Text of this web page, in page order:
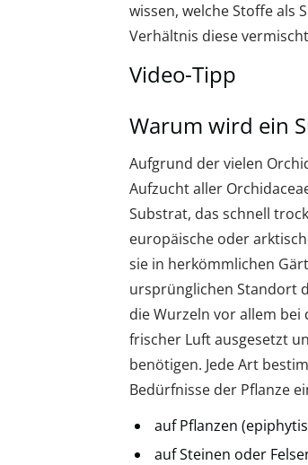
wissen, welche Stoffe als
Verhältnis diese
Video-Tipp
Warum wird ein
Aufgrund der vielen
Aufzucht aller
Substrat, das schnell
europäische oder
sie in herkömmlichen
ursprünglichen Standort
die Wurzeln vor allem
frischer Luft ausgesetzt
benötigen. Jede Art
Bedürfnisse der Pflanze
auf Pflanzen
auf Steinen oder